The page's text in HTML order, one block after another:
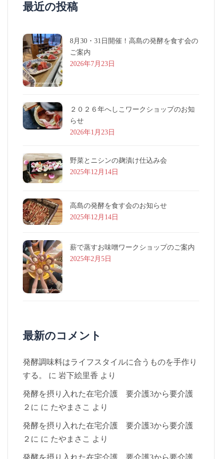
最近の投稿
8月30・31日開催！高島の発酵を食す会の
ご案内
2026年7月23日
２０２６年へしこワークショップのお知
らせ
2026年1月23日
野菜とニシンの麹漬け仕込み会
2025年12月14日
高島の発酵を食す会のお知らせ
2025年12月14日
薪で蒸すお味噌ワークショップのご案内
2025年2月5日
最新のコメント
発酵調味料はライフスタイルに合うものを手作り
する。
に 岩下絵里香 より
発酵を摂り入れた在宅介護 要介護3から要介護
２に に たやまさこ より
発酵を摂り入れた在宅介護 要介護3から要介護
２に に たやまさこ より
発酵を摂り入れた在宅介護 要介護3から要介護